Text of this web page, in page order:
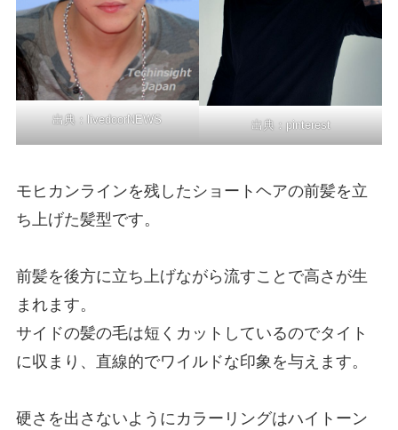
出典： livedoorNEWS 出典： pinterest
モヒカンラインを残したショートヘアの前髪を立
ち上げた髪型です。
前髪を後方に立ち上げながら流すことで高さが生
まれます。
サイドの髪の毛は短くカットしているのでタイト
に収まり、直線的でワイルドな印象を与えます。
硬さを出さないようにカラーリングはハイトーン